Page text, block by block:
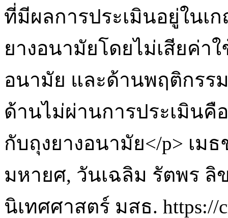
ที่มีผลการประเมินอยู่ในเ
ยางอนามัยโดยไม่เสียค่า
อนามัย และด้านพฤติกรร
ด้านไม่ผ่านการประเมินคื
กับถุงยางอนามัย</p> เม
มหายศ, วันเฉลิม รัตพร ลิ
นิเทศศาสตร์ มสธ. https://